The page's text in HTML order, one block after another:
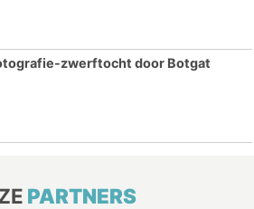
zwerftocht door Botgat
PARTNERS